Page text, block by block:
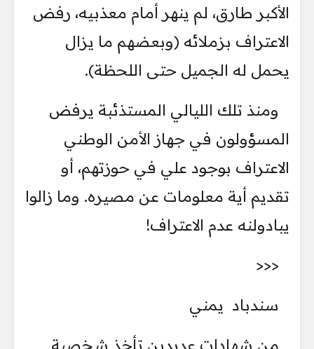
الأكبر طارق، لم ينهر أمام معذبيه، رفض
الاعتراف بزملائه (وبعضهم ما يزال
يحمل له الجميل حتى اللحظة).
ومنذ تلك الليالي المستذئبة يرفض
المسؤولون في جهاز الأمن الوطني
الاعتراف بوجود علي في حوزتهم، أو
تقديم أية معلومات عن مصيره. وما زالوا
يبادولنه عدم الاعتراف!
<<<
سندباد يمني
من شهادات عديدين تأخذ شخصية